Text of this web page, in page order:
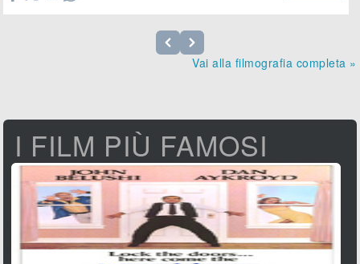
Vai alla filmografia completa »
I FILM PIÙ FAMOSI